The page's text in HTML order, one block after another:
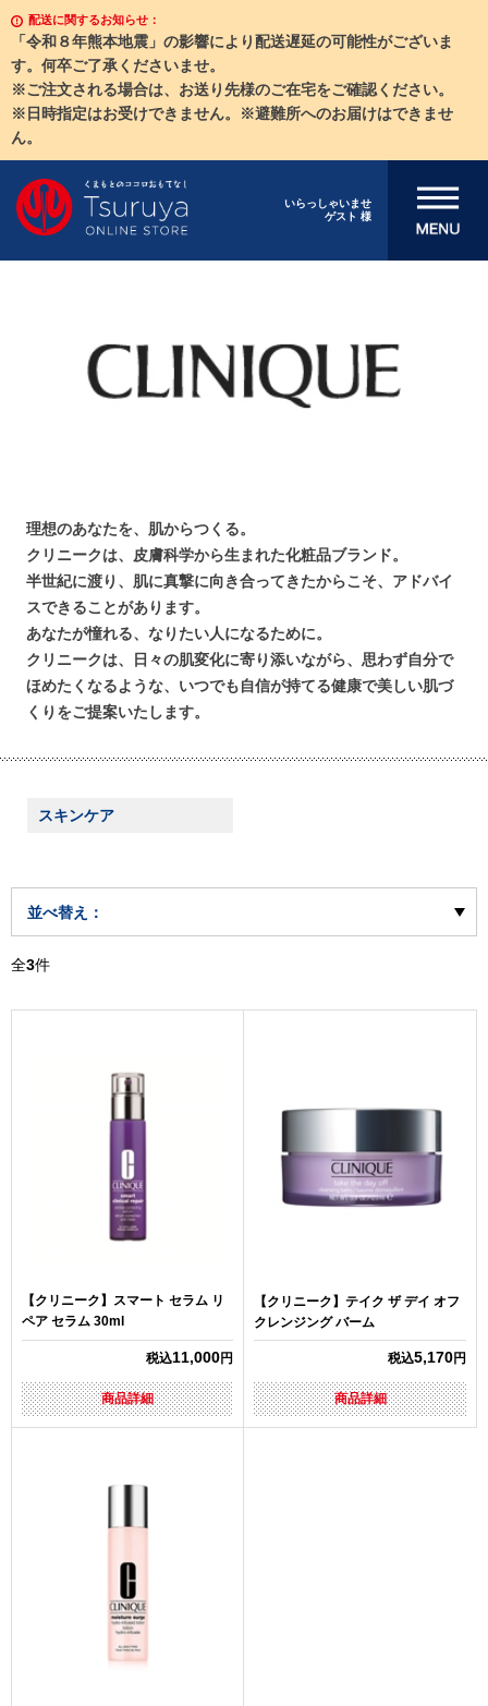
配送に関するお知らせ：
「令和８年熊本地震」の影響により配送遅延の可能性がございま
す。何卒ご了承くださいませ。
※ご注文される場合は、お送り先様のご在宅をご確認ください。
※日時指定はお受けできません。※避難所へのお届けはできませ
ん。
いらっしゃいませ
ゲスト 様
メニューを開
理想のあなたを、肌からつくる。
クリニークは、皮膚科学から生まれた化粧品ブランド。
半世紀に渡り、肌に真撃に向き合ってきたからこそ、アドバイ
スできることがあります。
あなたが憧れる、なりたい人になるために。
クリニークは、日々の肌変化に寄り添いながら、思わず自分で
ほめたくなるような、いつでも自信が持てる健康で美しい肌づ
くりをご提案いたします。
スキンケア
並べ替え：
全3件
【クリニーク】スマート セラム リ
ペア セラム 30ml
税込11,000円
商品詳細
【クリニーク】テイク ザ デイ オフ
クレンジング バーム
税込5,170円
商品詳細